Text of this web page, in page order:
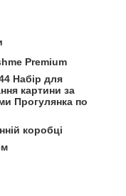
Premium
Набір для
картини за
Прогулянка по
коробці